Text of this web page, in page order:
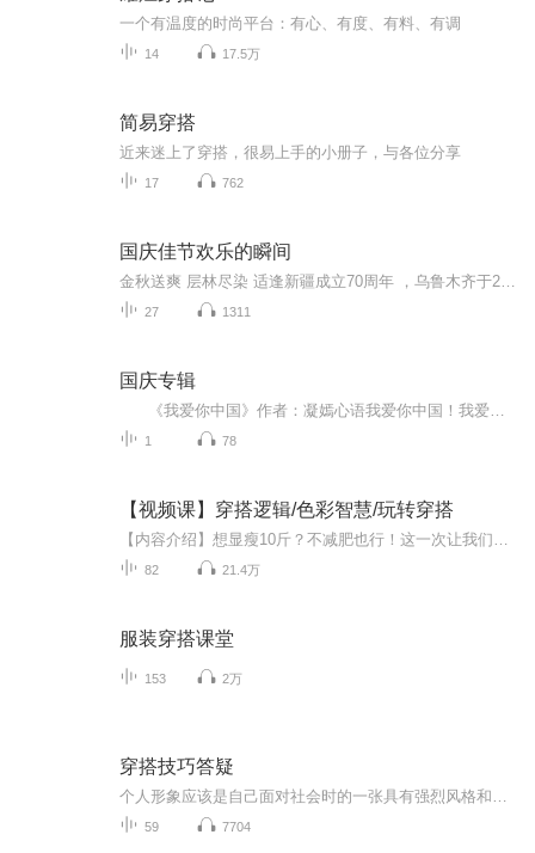
一个有温度的时尚平台：有心、有度、有料、有调
14 17.5万
简易穿搭
近来迷上了穿搭，很易上手的小册子，与各位分享
17 762
国庆佳节欢乐的瞬间
27 1311
国庆专辑
1 78
【视频课】穿搭逻辑/色彩智慧/玩转穿搭
82 21.4万
服装穿搭课堂
153 2万
穿搭技巧答疑
59 7704